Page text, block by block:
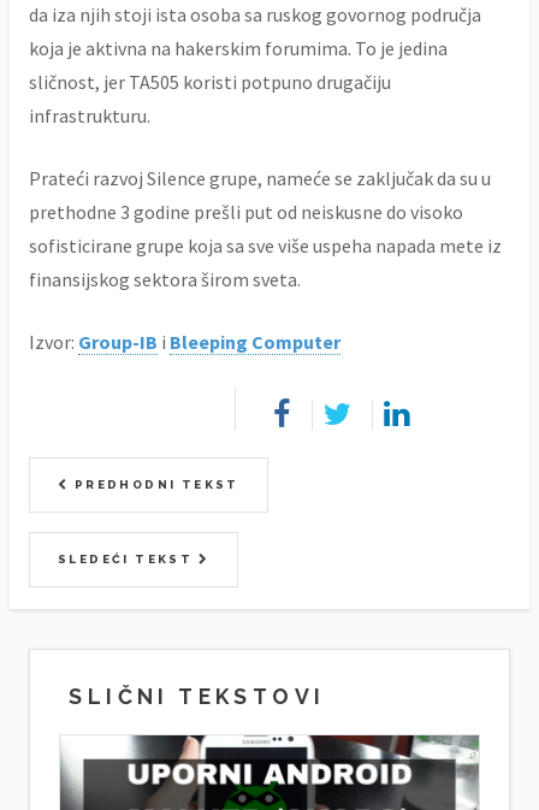
da iza njih stoji ista osoba sa ruskog govornog područja
koja je aktivna na hakerskim forumima. To je jedina
sličnost, jer TA505 koristi potpuno drugačiju
infrastrukturu.
Prateći razvoj Silence grupe, nameće se zaključak da su u
prethodne 3 godine prešli put od neiskusne do visoko
sofisticirane grupe koja sa sve više uspeha napada mete iz
finansijskog sektora širom sveta.
Izvor: Group-IB i Bleeping Computer
PREDHODNI TEKST
SLEDEĆI TEKST
SLIČNI TEKSTOVI